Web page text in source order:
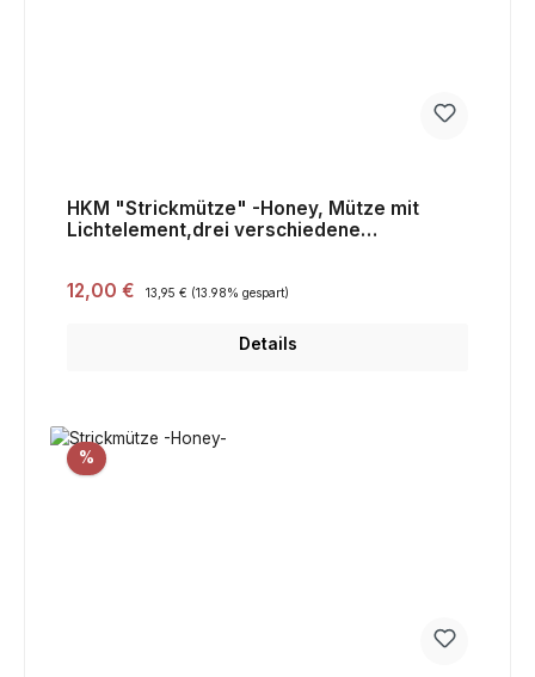
HKM "Strickmütze" -Honey, Mütze mit
Lichtelement,drei verschiedene
Verkaufspreis:
12,00 € Regulärer Preis:
13,95 € (13.98% gespart)
Details
%Rabatt